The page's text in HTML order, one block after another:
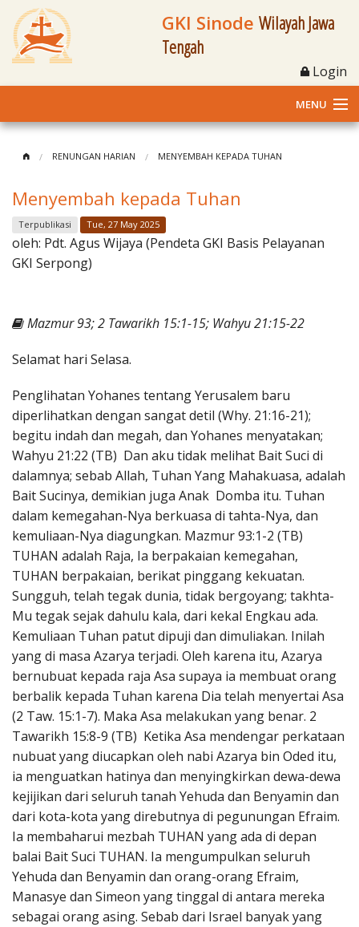
GKI Sinode Wilayah Jawa
Tengah
Login
MENU
Klasis dan Jemaat
Berita Kegiatan
Materi
RENUNGAN HARIAN MENYEMBAH KEPADA TUHAN
Menyembah kepada Tuhan
Terpublikasi Tue, 27 May 2025
oleh: Pdt. Agus Wijaya (Pendeta GKI Basis Pelayanan
GKI Serpong)
Mazmur 93; 2 Tawarikh 15:1-15; Wahyu 21:15-22
Selamat hari Selasa.
Penglihatan Yohanes tentang Yerusalem baru
diperlihatkan dengan sangat detil (Why. 21:16-21);
begitu indah dan megah, dan Yohanes menyatakan;
Wahyu 21:22 (TB) Dan aku tidak melihat Bait Suci di
dalamnya; sebab Allah, Tuhan Yang Mahakuasa, adalah
Bait Sucinya, demikian juga Anak Domba itu. Tuhan
dalam kemegahan-Nya berkuasa di tahta-Nya, dan
kemuliaan-Nya diagungkan. Mazmur 93:1-2 (TB)
TUHAN adalah Raja, Ia berpakaian kemegahan,
TUHAN berpakaian, berikat pinggang kekuatan.
Sungguh, telah tegak dunia, tidak bergoyang; takhta-
Mu tegak sejak dahulu kala, dari kekal Engkau ada.
Kemuliaan Tuhan patut dipuji dan dimuliakan. Inilah
yang di masa Azarya terjadi. Oleh karena itu, Azarya
bernubuat kepada raja Asa supaya ia membuat orang
berbalik kepada Tuhan karena Dia telah menyertai Asa
(2 Taw. 15:1-7). Maka Asa melakukan yang benar. 2
Tawarikh 15:8-9 (TB) Ketika Asa mendengar perkataan
nubuat yang diucapkan oleh nabi Azarya bin Oded itu,
ia menguatkan hatinya dan menyingkirkan dewa-dewa
kejijikan dari seluruh tanah Yehuda dan Benyamin dan
dari kota-kota yang direbutnya di pegunungan Efraim.
Ia membaharui mezbah TUHAN yang ada di depan
balai Bait Suci TUHAN. Ia mengumpulkan seluruh
Yehuda dan Benyamin dan orang-orang Efraim,
Manasye dan Simeon yang tinggal di antara mereka
sebagai orang asing. Sebab dari Israel banyak yang